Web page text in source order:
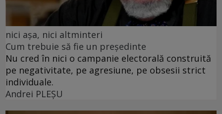
nici așa, nici altminteri
Cum trebuie să fie un președinte
Nu cred în nici o campanie electorală construită
pe negativitate, pe agresiune, pe obsesii strict
individuale.
Andrei PLEŞU